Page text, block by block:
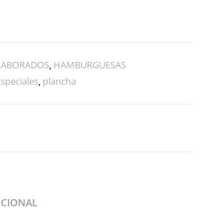
, HAMBURGUESAS
, plancha